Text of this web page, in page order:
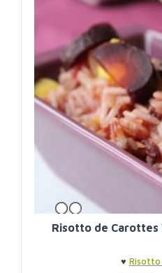
Risotto de Carottes
♥